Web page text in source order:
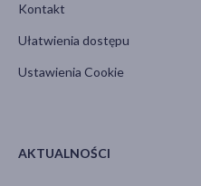
Kontakt
Ułatwienia dostępu
Ustawienia Cookie
AKTUALNOŚCI